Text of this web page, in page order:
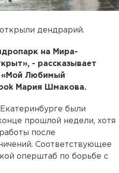
дендрарий.
на Мира-
- рассказывает
«Мой Любимый
Мария Шмакова.
были
прошлой недели, хотя
после
Соответствующее
оперштаб по борьбе с